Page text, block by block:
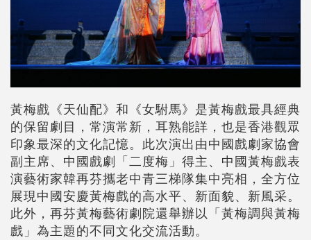
黃梅戲《天仙配》和《女駙馬》是黃梅戲最具經典
的保留劇目，常演常新，耳熟能詳，也是香港觀眾
印象最深的文化記憶。此次演出由中國戲劇家協會
副主席、中國戲劇「二度梅」得主、中國黃梅戲表
演藝術家韓再芬攜老中青三梯隊集中亮相，全方位
展現中國安慶黃梅戲的高水平、新面貌、新風采。
此外，再芬黃梅藝術劇院還舉辦以「黃梅調與黃梅
戲」為主題的不同文化交流活動。